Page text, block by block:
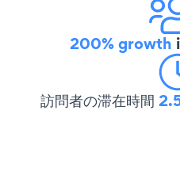
200% growth
訪問者の滞在時間